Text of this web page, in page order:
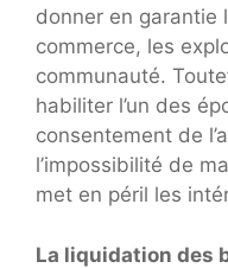
donner en garantie
commerce, les
communauté.
habiliter l’un des
consentement de
l’impossibilité de
met en péril les
La liquidation des